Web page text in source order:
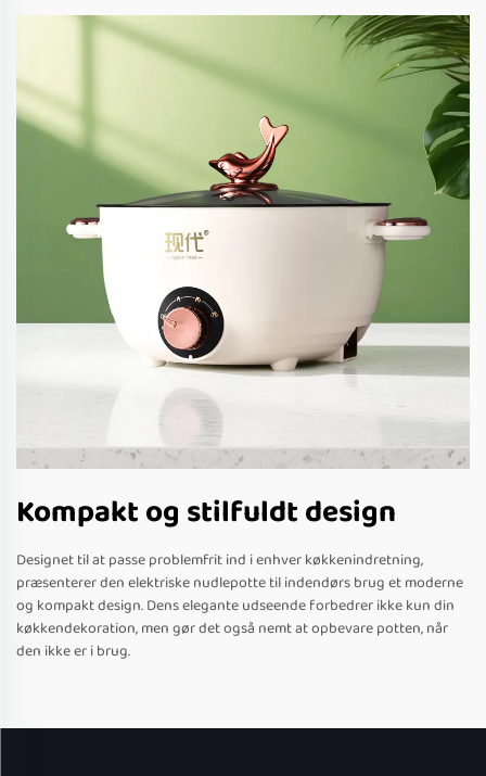
Kompakt og stilfuldt design
Designet til at passe problemfrit ind i enhver køkkenindretning,
præsenterer den elektriske nudlepotte til indendørs brug et moderne
og kompakt design. Dens elegante udseende forbedrer ikke kun din
køkkendekoration, men gør det også nemt at opbevare potten, når
den ikke er i brug.